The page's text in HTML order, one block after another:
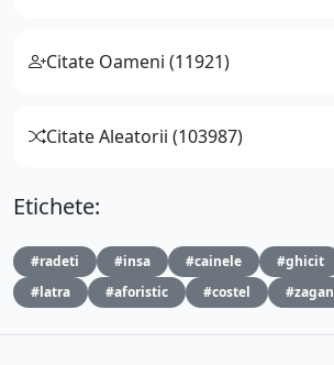
Citate Oameni (11921)
Citate Aleatorii (103987)
Etichete:
#radeti #insa #cainele #ghicit
#latra
#aforistic #costel #zagan